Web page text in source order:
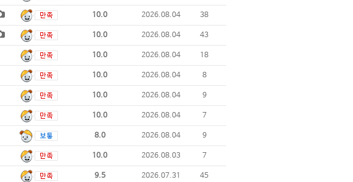
10.0 2026.08.04 38
10.0 2026.08.04 43
10.0 2026.08.04 18
10.0 2026.08.04 8
10.0 2026.08.04 9
10.0 2026.08.04 7
8.0 2026.08.04 9
10.0 2026.08.03 7
9.5 2026.07.31 45